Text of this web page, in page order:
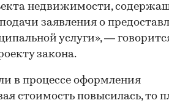
недвижимости,
заявления о
услуги», —
закона.
в процессе оформления
стоимость повысилась, то